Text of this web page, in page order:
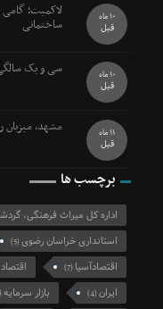
لاکمیت؛
ساختمانی 10 ماه
قبل
سی و یک 10 ماه
قبل
مشهد، 11 ماه
قبل
برچسب ها
اداره کل میراث فرهنگی،
استانداری خراسان رضوی(5)
اقتصادآسیا (7)
ایران(4) بازار سرمایه